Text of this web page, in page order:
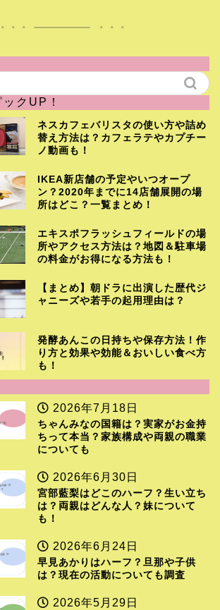
クUP！
ネスカフェバリスタの使い方や詰め
替え方法は？カフェラテやカプチー
ノ動画も！
IKEA新店舗の予定やいつオープ
ン？2020年までに14店舗展開の場
所はどこ？一覧まとめ！
エキスポフラッシュフィールドの場
所やアクセス方法は？地図＆駐車場
の料金がお得になる方法も！
【まとめ】朝ドラに出演した歴代ジ
ャニーズや若手の起用理由は？
発酵あんこの日持ちや保存方法！作
り方と効果や効能＆おいしい食べ方
も！
2026年7月18日
ちゃんみなの国籍は？実家がお金持
ちって本当？家族構成や両親の職業
についても
2026年6月30日
宮部藍梨はどこのハーフ？生い立ち
は？両親はどんな人？妹について
も！
2026年6月24日
早見あかりはハーフ？旦那や子供
は？現在の活動についても調査
2026年5月29日